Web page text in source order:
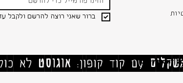
עם קוד קופון:אוגוסטלא
ברור שאני רוצה להרשם ולקבל
Copyright